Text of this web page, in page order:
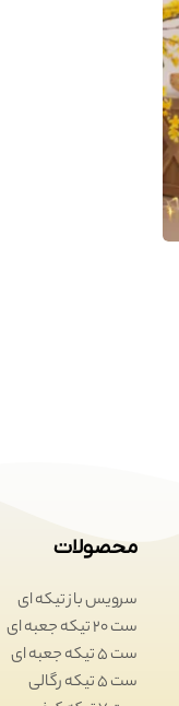
محصولات
سرویس باز تیکه ای
ست 20 تیکه جعبه ای
ست 5 تیکه جعبه ای
ست 5 تیکه رگالی